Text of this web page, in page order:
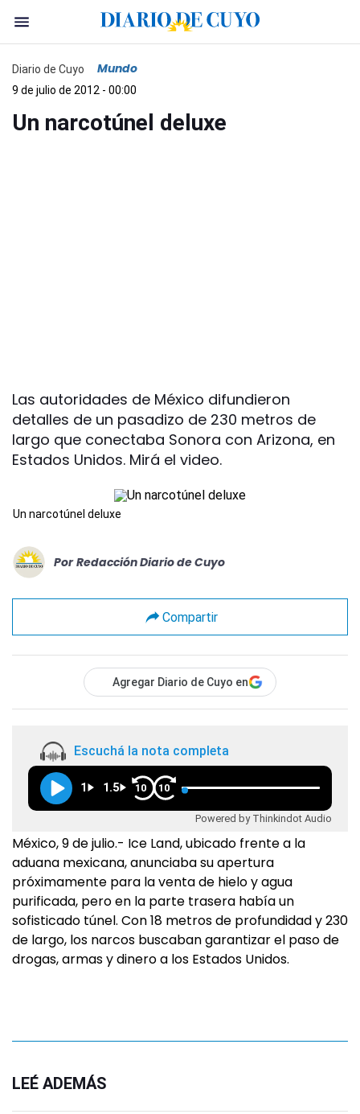
Diario de Cuyo Mundo
9 de julio de 2012 - 00:00
Un narcotúnel deluxe
Las autoridades de México difundieron
detalles de un pasadizo de 230 metros de
largo que conectaba Sonora con Arizona, en
Estados Unidos. Mirá el video.
Un narcotúnel deluxe
Por Redacción Diario de Cuyo
Compartir
Agregar Diario de Cuyo en
Escuchá la nota completa
1 1.5 10 10
Powered by Thinkindot Audio
México, 9 de julio.- Ice Land, ubicado frente a la
aduana mexicana, anunciaba su apertura
próximamente para la venta de hielo y agua
purificada, pero en la parte trasera había un
sofisticado túnel. Con 18 metros de profundidad y 230
de largo, los narcos buscaban garantizar el paso de
drogas, armas y dinero a los Estados Unidos.
LEÉ ADEMÁS